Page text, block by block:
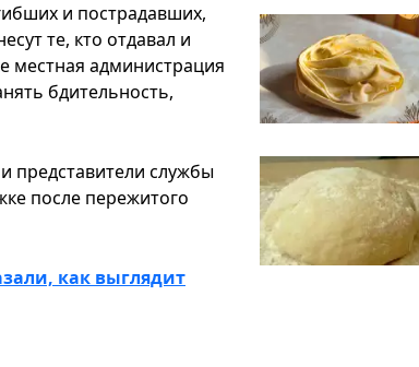
и пострадавших,
те, кто отдавал и
местная администрация
бдительность,
представители службы
после пережитого
как выглядит